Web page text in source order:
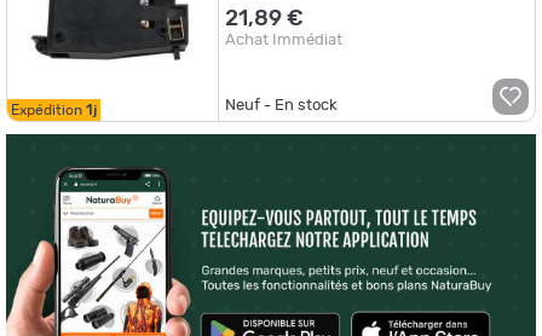
Expédition 1j
21,89 €
Achat Immédiat
Neuf - En stock